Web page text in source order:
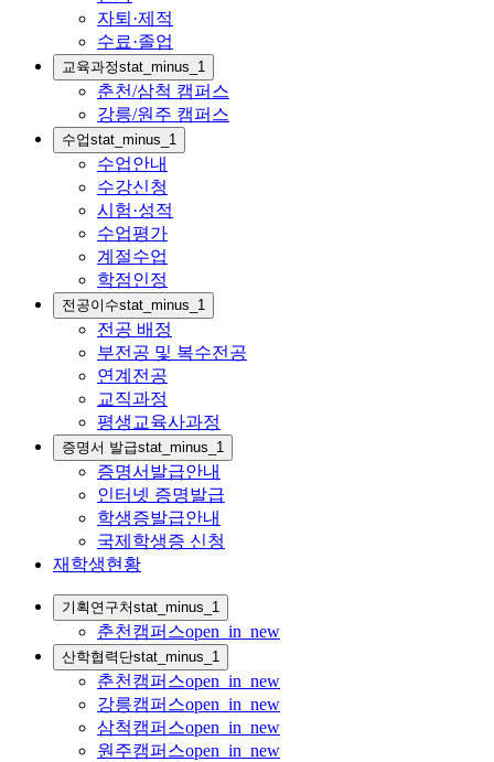
자퇴·제적
수료·졸업
교육과정stat_minus_1
춘천/삼척 캠퍼스
강릉/원주 캠퍼스
수업stat_minus_1
수업안내
수강신청
시험·성적
수업평가
계절수업
학점인정
전공이수stat_minus_1
전공 배정
부전공 및 복수전공
연계전공
교직과정
평생교육사과정
증명서 발급stat_minus_1
증명서발급안내
인터넷 증명발급
학생증발급안내
국제학생증 신청
재학생현황
기획연구처stat_minus_1
춘천캠퍼스open_in_new
산학협력단stat_minus_1
춘천캠퍼스open_in_new
강릉캠퍼스open_in_new
삼척캠퍼스open_in_new
원주캠퍼스open_in_new